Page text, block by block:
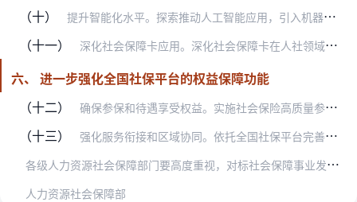
（十） 提升智能化水平。探索推动人工智能应用，引入机器人流程自动化（RPA）、自然语言处理（NLP）、智能文字识别（OCR）、生物特征识别等人工智能技术，加强社会保险档…
（十一） 深化社会保障卡应用。深化社会保障卡在人社领域“全业务用卡”，推进办事用卡、待遇进卡、持卡结算。将电子社保卡作为线上社会保险公共服务的重要入口。加强社会保障卡与参…
六、 进一步强化全国社保平台的权益保障功能
（十二）
确保参保和待遇享受权益。实施社会保险高质量参保行动，确保应参尽参、人人享有。优化参保登记、个人养老金账户开立等服务，提高养老保险、失业保险、工伤保险、职业伤害保…
（十三） 强化服务衔接和区域协同。依托全国社保平台完善受理、办理、查询、反馈等社会保险公共服务全链条、各环节，健全服务提供、评估、优化机制。推动区域服务联动、城乡服务协调…
各
级人力资源社会保障部门要高度重视，对标社会保障事业发展要求和企业群众办事需求，细化任务分工和时间进度，统筹推进各项工作，持续加强系统行风建设，确保健全全国社保…
人力资源社会保障部